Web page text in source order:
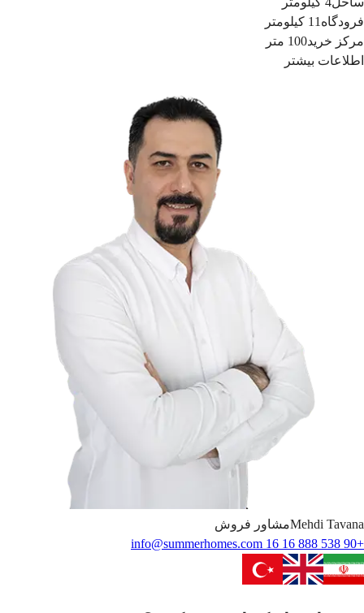
فرودگاه 11 کیلومتر
مرکز خرید100 متر
اطلاعات بیشتر
Mehdi Tavana
مشاور فروش
+90 538 888 16 16
info@summerhomes.com